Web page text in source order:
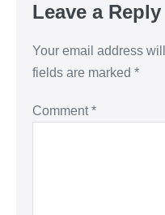
Leave a Reply
Your email address
fields are marked *
Comment*